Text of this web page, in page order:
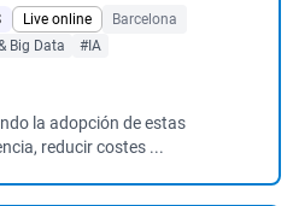
Live online
Barcelona
Big Data
#IA
la adopción de estas
reducir costes ...